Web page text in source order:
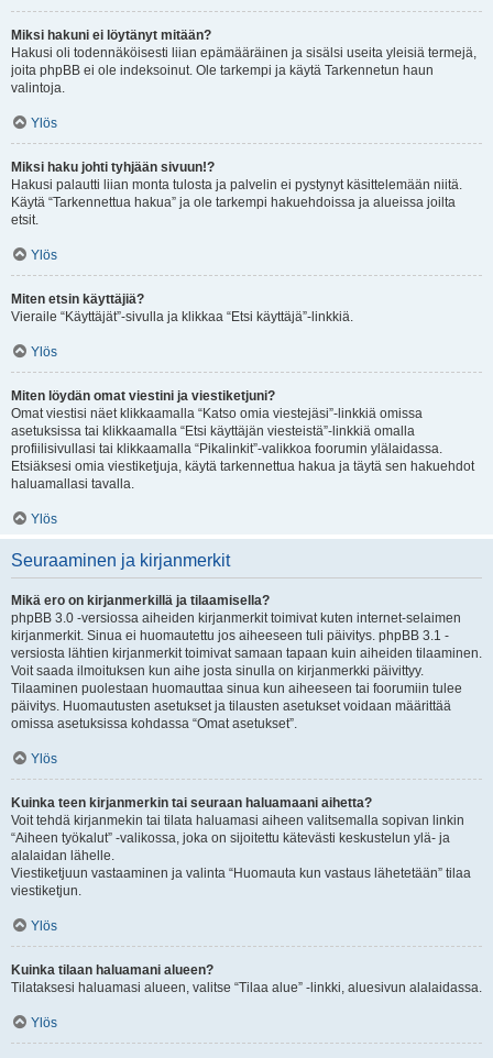
Miksi hakuni ei löytänyt mitään?
Hakusi oli todennäköisesti liian epämääräinen ja sisälsi useita yleisiä termejä,
joita phpBB ei ole indeksoinut. Ole tarkempi ja käytä Tarkennetun haun
valintoja.
Ylös
Miksi haku johti tyhjään sivuun!?
Hakusi palautti liian monta tulosta ja palvelin ei pystynyt käsittelemään niitä.
Käytä “Tarkennettua hakua” ja ole tarkempi hakuehdoissa ja alueissa joilta
etsit.
Ylös
Miten etsin käyttäjiä?
Vieraile “Käyttäjät”-sivulla ja klikkaa “Etsi käyttäjä”-linkkiä.
Ylös
Miten löydän omat viestini ja viestiketjuni?
Omat viestisi näet klikkaamalla “Katso omia viestejäsi”-linkkiä omissa
asetuksissa tai klikkaamalla “Etsi käyttäjän viesteistä”-linkkiä omalla
profiilisivullasi tai klikkaamalla “Pikalinkit”-valikkoa foorumin ylälaidassa.
Etsiäksesi omia viestiketjuja, käytä tarkennettua hakua ja täytä sen hakuehdot
haluamallasi tavalla.
Ylös
Seuraaminen ja kirjanmerkit
Mikä ero on kirjanmerkillä ja tilaamisella?
phpBB 3.0 -versiossa aiheiden kirjanmerkit toimivat kuten internet-selaimen
kirjanmerkit. Sinua ei huomautettu jos aiheeseen tuli päivitys. phpBB 3.1 -
versiosta lähtien kirjanmerkit toimivat samaan tapaan kuin aiheiden tilaaminen.
Voit saada ilmoituksen kun aihe josta sinulla on kirjanmerkki päivittyy.
Tilaaminen puolestaan huomauttaa sinua kun aiheeseen tai foorumiin tulee
päivitys. Huomautusten asetukset ja tilausten asetukset voidaan määrittää
omissa asetuksissa kohdassa “Omat asetukset”.
Ylös
Kuinka teen kirjanmerkin tai seuraan haluamaani aihetta?
Voit tehdä kirjanmekin tai tilata haluamasi aiheen valitsemalla sopivan linkin
“Aiheen työkalut” -valikossa, joka on sijoitettu kätevästi keskustelun ylä- ja
alalaidan lähelle.
Viestiketjuun vastaaminen ja valinta “Huomauta kun vastaus lähetetään” tilaa
viestiketjun.
Ylös
Kuinka tilaan haluamani alueen?
Tilataksesi haluamasi alueen, valitse “Tilaa alue” -linkki, aluesivun alalaidassa.
Ylös